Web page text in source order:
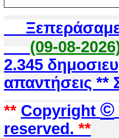
(09-08-
2.345
απαντήσεις **
** Copyright ©
reserved. **